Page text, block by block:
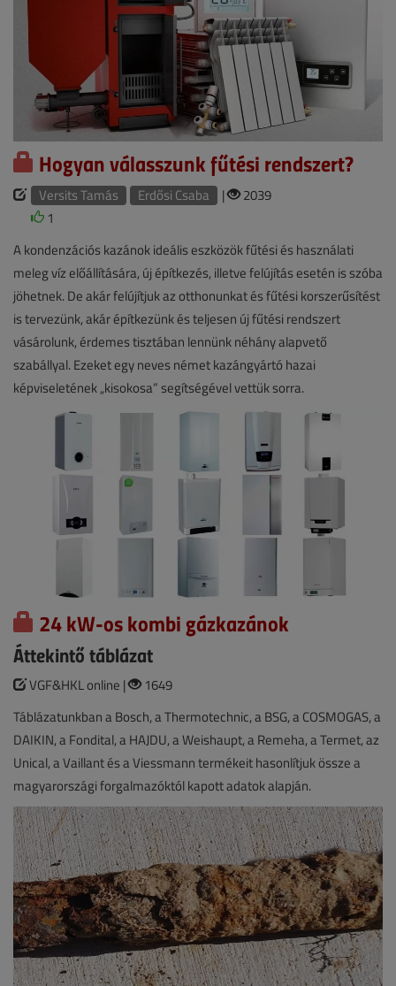
Hogyan válasszunk fűtési rendszert?
Versits Tamás Erdősi Csaba |
2039
1
A kondenzációs kazánok ideális eszközök fűtési és használati
meleg víz előállítására, új építkezés, illetve felújítás esetén is szóba
jöhetnek. De akár felújítjuk az otthonunkat és fűtési korszerűsítést
is tervezünk, akár építkezünk és teljesen új fűtési rendszert
vásárolunk, érdemes tisztában lennünk néhány alapvető
szabállyal. Ezeket egy neves német kazángyártó hazai
képviseletének „kisokosa” segítségével vettük sorra.
24 kW-os kombi gázkazánok
Áttekintő táblázat
VGF&HKL online |
1649
Táblázatunkban a Bosch, a Thermotechnic, a BSG, a COSMOGAS, a
DAIKIN, a Fondital, a HAJDU, a Weishaupt, a Remeha, a Termet, az
Unical, a Vaillant és a Viessmann termékeit hasonlítjuk össze a
magyarországi forgalmazóktól kapott adatok alapján.